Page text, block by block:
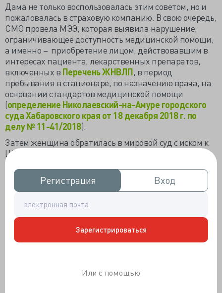
Регистрация
Регистрация Вход
Вход
Зарегистрироваться
Или с помощью
Дама не только воспользовалась этим советом, но и
пожаловалась в страховую компанию. В свою очередь,
СМО провела МЭЭ, которая выявила нарушение,
ограничивающее доступность медицинской помощи,
а именно – приобретение лицом, действовавшим в
интересах пациента, лекарственных препаратов,
включенных в Перечень ЖНВЛП, в период
пребывания в стационаре, по назначению врача, на
основании стандартов медицинской помощи
(определение Николаевский-на-Амуре городского
суда Хабаровского края от 18 декабря 2018 г. по
делу № 11-41/2018).
Затем женщина обратилась в мировой суд с иском к
ЦРБ о взыскании убытков и возмещении морального
вреда (сумма иска, даже с учетом морального вреда,
была немногим более 30 тыс. руб.).
ЦРБ возражала против иска: врач предупредил
пациента, что – хотя в больнице и имеются
недорогие аналоги, – но в аптеке можно купить
лекарство с более выраженным лечебным эффектом,
пациенты зачастую сами просят назначить им
эффективное средство, даже если за него придется
он, а его дочь, с которой больница не состоит в